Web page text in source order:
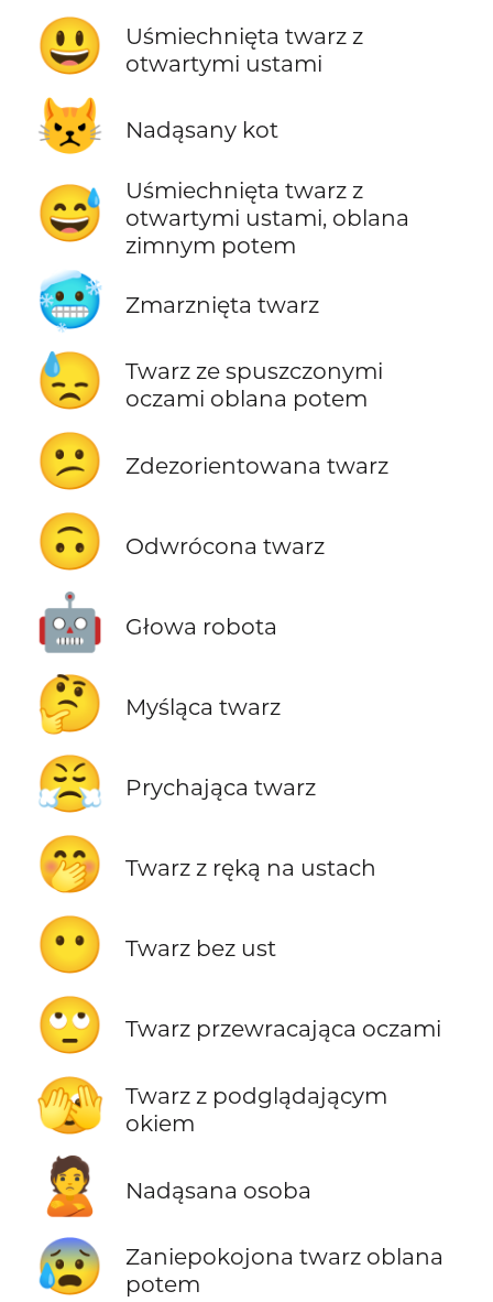
😃
Uśmiechnięta twarz z
otwartymi ustami
😾 Nadąsany kot
😅
Uśmiechnięta twarz z
otwartymi ustami, oblana
zimnym potem
🥶 Zmarznięta twarz
😓
Twarz ze spuszczonymi
oczami oblana potem
😕 Zdezorientowana twarz
🙃 Odwrócona twarz
🤖 Głowa robota
🤔 Myśląca twarz
😤 Prychająca twarz
🤭 Twarz z ręką na ustach
😶 Twarz bez ust
🙄 Twarz przewracająca oczami
🫣
Twarz z podglądającym
okiem
🙎 Nadąsana osoba
😰
Zaniepokojona twarz oblana
potem